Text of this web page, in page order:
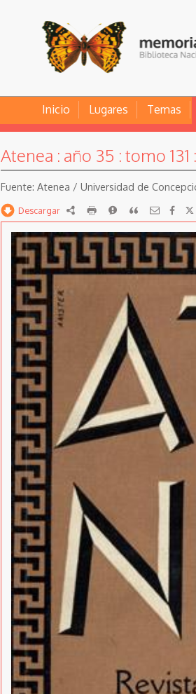
Inicio Lugares Temas
Atenea : año 35 : tomo
Atenea / Universidad de
Descargar RDF imprimirReportarCitar